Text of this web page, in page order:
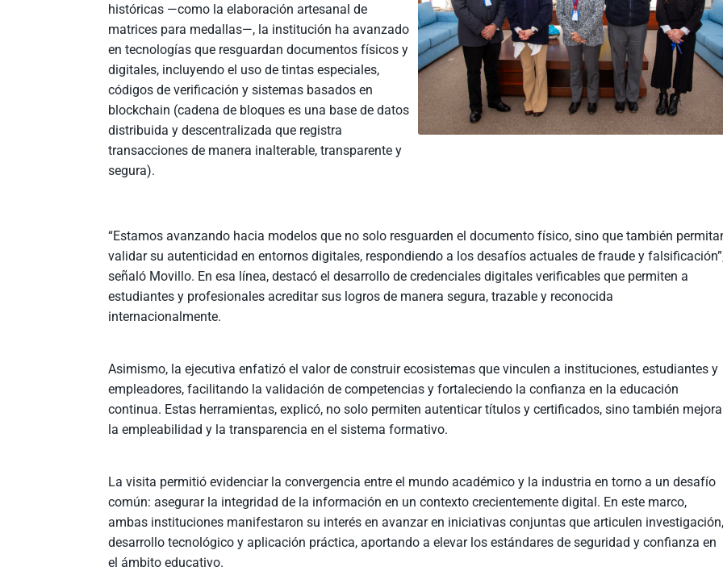
históricas —como la elaboración artesanal de
matrices para medallas—, la institución ha avanzado
en tecnologías que resguardan documentos físicos y
digitales, incluyendo el uso de tintas especiales,
códigos de verificación y sistemas basados en
blockchain (cadena de bloques es una base de datos
distribuida y descentralizada que registra
transacciones de manera inalterable, transparente y
segura).
“Estamos avanzando hacia modelos que no solo resguarden el documento físico, sino que también
validar su autenticidad en entornos digitales, respondiendo a los desafíos actuales de fraude y
señaló Movillo. En esa línea, destacó el desarrollo de credenciales digitales verificables que permiten a
estudiantes y profesionales acreditar sus logros de manera segura, trazable y reconocida
internacionalmente.
Asimismo, la ejecutiva enfatizó el valor de construir ecosistemas que vinculen a instituciones, estudiantes y
empleadores, facilitando la validación de competencias y fortaleciendo la confianza en la educación
continua. Estas herramientas, explicó, no solo permiten autenticar títulos y certificados, sino también
la empleabilidad y la transparencia en el sistema formativo.
La visita permitió evidenciar la convergencia entre el mundo académico y la industria en torno a un desafío
común: asegurar la integridad de la información en un contexto crecientemente digital. En este marco,
ambas instituciones manifestaron su interés en avanzar en iniciativas conjuntas que articulen
desarrollo tecnológico y aplicación práctica, aportando a elevar los estándares de seguridad y confianza en
el ámbito educativo.